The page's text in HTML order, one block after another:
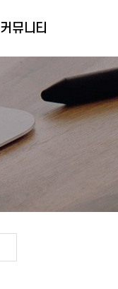
커뮤니티